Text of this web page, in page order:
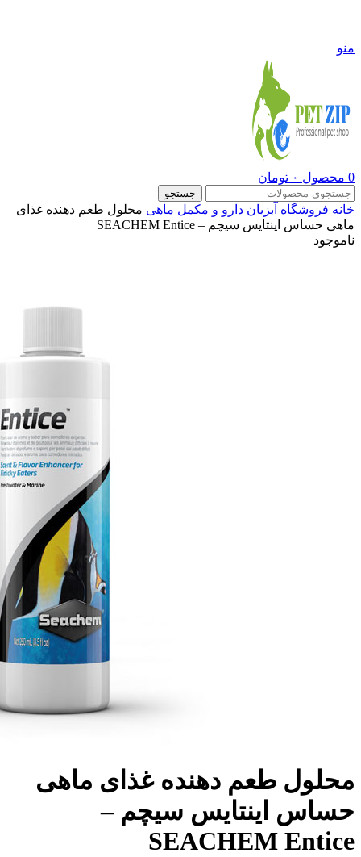
منو
0 محصول ۰ تومان
جستجو
خانه فروشگاه آبزیان دارو و مکمل ماهی محلول طعم دهنده غذای
ماهی حساس اینتایس سیچم – SEACHEM Entice
ناموجود
محلول طعم دهنده غذای ماهی
حساس اینتایس سیچم –
SEACHEM Entice